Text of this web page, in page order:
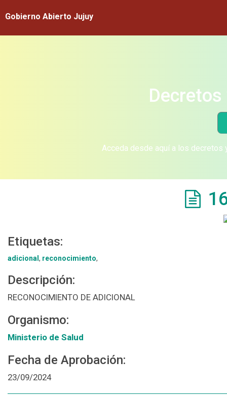
Gobierno Abierto Jujuy
Acceda desde aquí a los
Etiquetas:
adicional , reconocimiento,
Descripción:
RECONOCIMIENTO DE ADICIONAL
Organismo:
Ministerio de Salud
Fecha de Aprobación:
23/09/2024